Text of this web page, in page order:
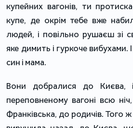
купейних вагонів, ти
купе, де окрім тебе вже
людей, і повільно рушаєш зі
яке димить і гуркоче вибухами.
син і мама.
Вони добралися до Києва,
переповненому вагоні всю
Франківська, до родичів. Того